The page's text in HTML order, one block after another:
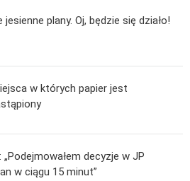
numeryczne
konwersji
DEV
jesienne plany. Oj, będzie się działo!
w których papier jest
„Podejmowałem decyzje w JP
w ciągu 15 minut”